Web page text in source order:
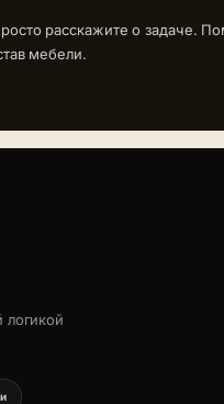
расскажите о задаче.
мебели.
логикой